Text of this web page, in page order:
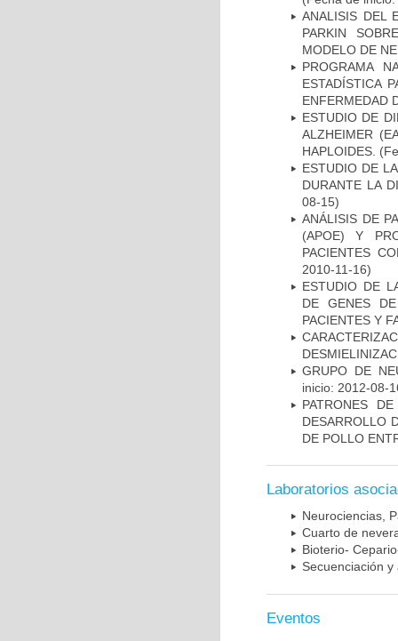
ANALISIS DEL
PARKIN
MODELO DE
PROGRAMA
ESTADÍSTICA
ENFERMEDAD
ESTUDIO DE
ALZHEIMER
HAPLOIDES.
ESTUDIO DE
DURANTE LA
08-15)
ANÁLISIS DE
(APOE) Y
PACIENTES
2010-11-16)
ESTUDIO DE
DE GENES
PACIENTES Y
GRUPO DE
inicio: 2012-08-
PATRONES
DESARROLLO
DE POLLO
Laboratorios
Neurociencias,
Cuarto de
Bioterio-
Secuenciación
Eventos